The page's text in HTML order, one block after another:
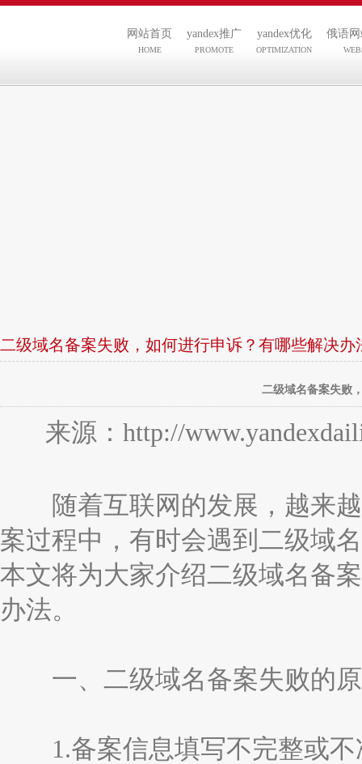
网站首页
HOME
yandex推广
PROMOTE
yandex优化
OPTIMIZATION
俄语
二级域名备案失败，如何进行申诉？有哪些解决办
二级域名备案失败
来源：http://
随着互联网的发展，越来越
案过程中，有时会遇到二级域
本文将为大家介绍二级域名备
办法。
一、二级域名备案失败的
1.备案信息填写不完整或不